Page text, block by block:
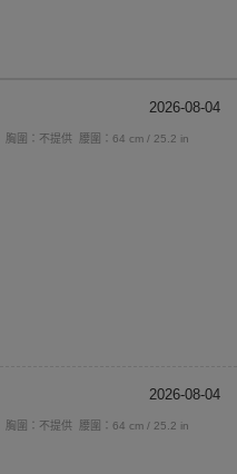
2026-08-04
胸圍：不提供
腰圍：64 cm / 25.2 in
2026-08-04
胸圍：不提供
腰圍：64 cm / 25.2 in